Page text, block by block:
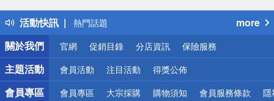
活動快訊
得獎公告
熱門話題
銀行優惠
偏遠地區配送
詐騙網頁！請小心！
more
關於我們
官網 促銷目錄 分店資訊 保險服務
主題活動 會員活動 注目活動 得獎公佈
會員專區 會員專區 大宗採購 購物須知 會員服務條款 隱